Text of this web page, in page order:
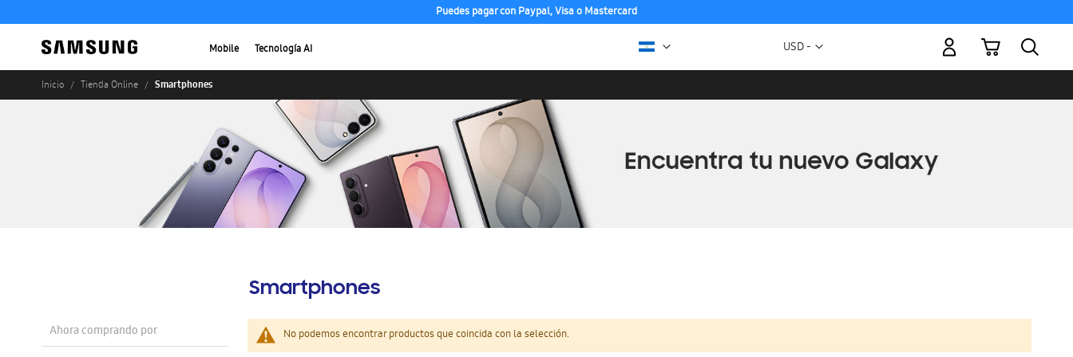
Puedes pagar con Paypal, Visa o Mastercard
Mobile Tecnología AI Moneda
USD -
Mi carrito
Inicio Tienda Online Smartphones
Smartphones
No podemos encontrar productos que coincida con la selección.
Ahora comprando por